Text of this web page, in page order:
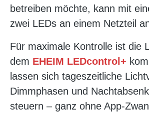
betreiben möchte, kann mit
zwei LEDs an einem Netzteil
Für maximale Kontrolle ist die
dem EHEIM LEDcontrol+
lassen sich tageszeitliche
Dimmphasen und
steuern – ganz ohne App-